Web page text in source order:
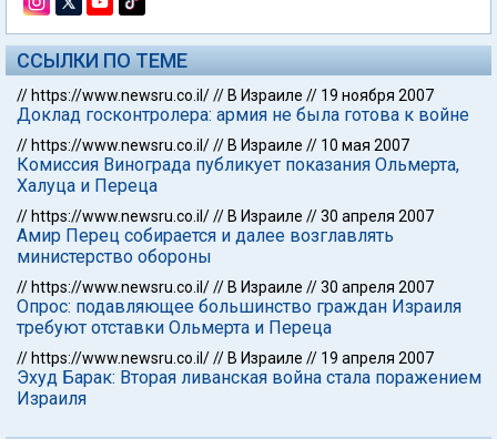
ССЫЛКИ ПО ТЕМЕ
// https://www.newsru.co.il/// В Израиле // 19 ноября 2007
Доклад госконтролера: армия не была готова к войне
// https://www.newsru.co.il/// В Израиле // 10 мая 2007
Комиссия Винограда публикует показания Ольмерта,
Халуца и Переца
// https://www.newsru.co.il/// В Израиле //30 апреля 2007
Амир Перец собирается и далее возглавлять
министерство обороны
// https://www.newsru.co.il/// В Израиле //30 апреля 2007
Опрос: подавляющее большинство граждан Израиля
требуют отставки Ольмерта и Переца
// https://www.newsru.co.il/// В Израиле // 19 апреля 2007
Эхуд Барак: Вторая ливанская война стала поражением
Израиля